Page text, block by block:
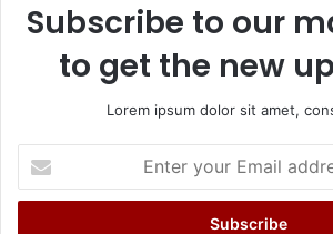
Subscribe to our
to get the new
Lorem ipsum dolor sit amet,
your
Email